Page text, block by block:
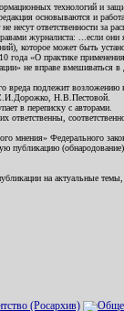
технологий и
основываются и
ответственности за
журналиста: ...если
которое может быть
«О практике
не вправе вмешиваться
подлежит
Н.В.Пестовой.
в переписку с авторами.
ответственны,
мнения» Федерального
публикацию
на актуальные